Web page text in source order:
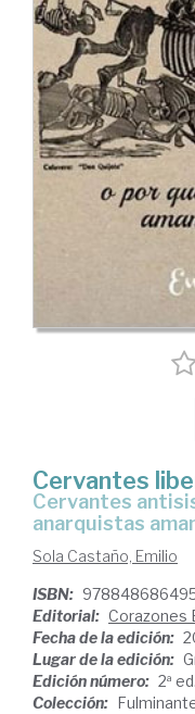
Cervantes
Cervantes antisistema o por qué los
anarquistas
Sola Castaño, Emilio
ISBN:
Editorial: Corazones
Fecha de la edición:
Lugar de la edición:
Edición número: 2ª ed.
Colección: